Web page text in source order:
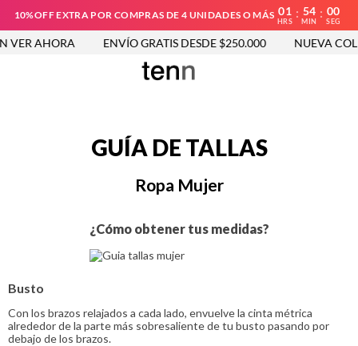
10%OFF EXTRA POR COMPRAS DE 4 UNIDADES O MÁS 01
HRS
: 53
MIN
: 59
SEG
AHORA ENVÍO GRATIS DESDE $250.000 NUEVA
GUÍA DE TALLAS
Ropa Mujer
¿Cómo obtener tus medidas?
Busto
Con los brazos relajados a cada lado, envuelve la cinta métrica
alrededor de la parte más sobresaliente de tu busto pasando por
debajo de los brazos.